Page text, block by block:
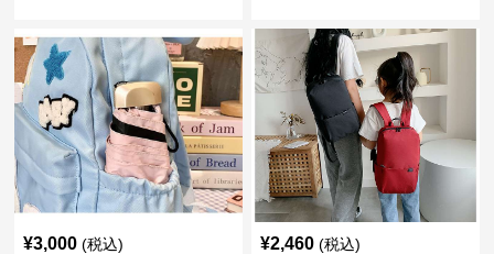
¥3,000 (税込) ¥2,460 (税込)